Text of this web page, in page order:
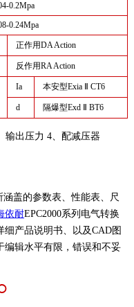
0.2Mpa
0.24Mpa
正作用DA Action
反作用RA Action
Ia 本安型Exia Ⅱ CT6
d 隔爆型Exd Ⅱ BT6
输出压力 4、配减压器
涵盖的参数表、性能表、尺
依耐EPC2000系列电气转换
产品说明书、以及CAD图
编辑水平有限，错误和不妥